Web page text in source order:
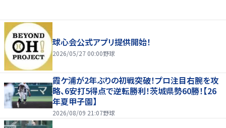
球心会公式アプリ提供開始！
2026/05/27 00:00野球
霞ケ浦が2年ぶりの初戦突破！プロ注目右腕を攻
略、6安打5得点で逆転勝利！茨城県勢60勝！【26
年夏甲子園】
2026/08/09 21:07野球